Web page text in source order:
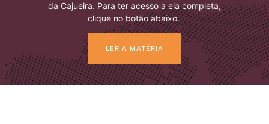
da Cajueira. Para ter acesso a ela completa,
clique no botão abaixo.
LER A MATÉRIA